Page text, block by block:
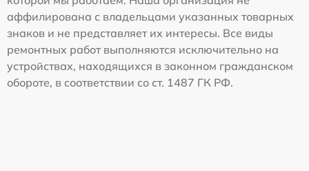
аффилирована с владельцами указанных товарных
знаков и не представляет их интересы. Все виды
ремонтных работ выполняются исключительно на
устройствах, находящихся в законном гражданском
обороте, в соответствии со ст. 1487 ГК РФ.